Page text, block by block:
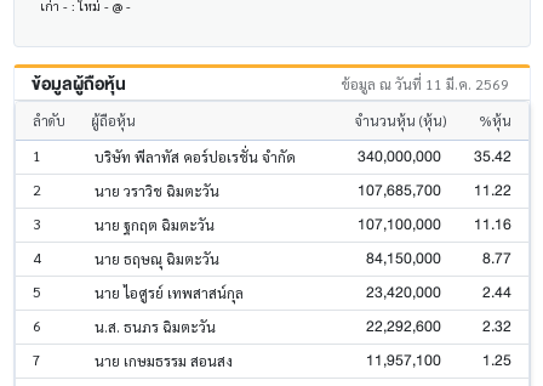
เก่า - : ใหม่ - @ -
ข้อมูลผู้ถือหุ้น ข้อมูล ณ วันที่ 11 มี.ค. 2569
ลำดับ ผู้ถือหุ้น จำนวนหุ้น (หุ้น) %หุ้น
1 บริษัท พีลาทัส คอร์ปอเรชั่น จำกัด 340,000,000 35.42
2 นาย วราวิช ฉิมตะวัน 107,685,700 11.22
3 นาย ฐกฤต ฉิมตะวัน 107,100,000 11.16
4 นาย ธฤษณุ ฉิมตะวัน 84,150,000 8.77
5 นาย ไอศูรย์ เทพสาสน์กุล 23,420,000 2.44
6 น.ส. ธนภร ฉิมตะวัน 22,292,600 2.32
7 นาย เกษมธรรม สอนสง 11,957,100 1.25